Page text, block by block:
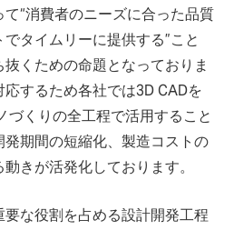
“消費者のニーズに合った品質
タイムリーに提供する”こと
くための命題となっておりま
するため各社では3D CADを
づくりの全工程で活用すること
期間の短縮化、製造コストの
きが活発化しております。
な役割を占める設計開発工程